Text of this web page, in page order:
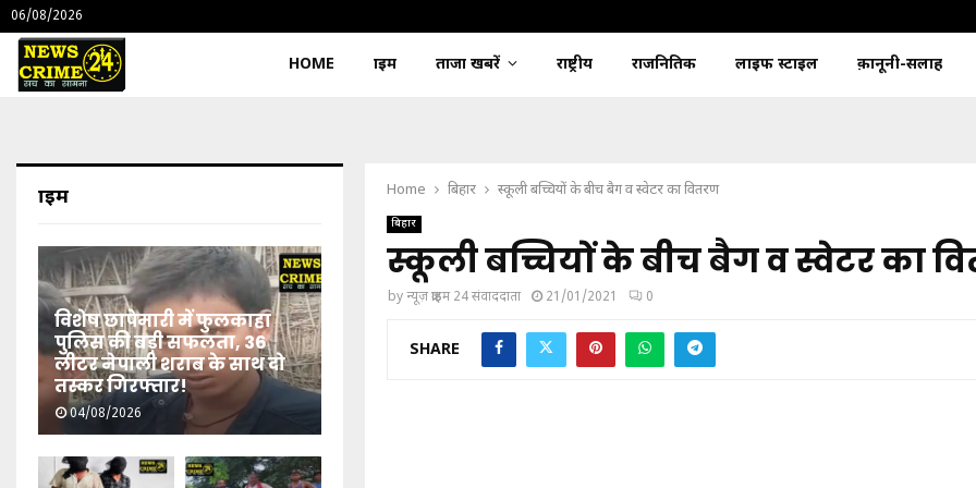
06/08/2026
HOME क्राइम ताजा खबरें राष्ट्रीय राजनितिक लाइफ स्टाइल क़ानूनी-सलाह
Home बिहार स्कूली बच्चियों के बीच बैग व स्वेटर का वितरण
बिहार
स्कूली बच्चियों के बीच बैग व स्वेटर का
byन्यूज़ क्राइम 24 संवाददाता 21/01/2021 0
SHARE
क्राइम
विशेष छापेमारी में फुलकाहा
पुलिस की बड़ी सफलता, 36
लीटर नेपाली शराब के साथ दो
तस्कर गिरफ्तार!
04/08/2026